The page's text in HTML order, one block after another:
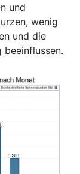
und
wenig
und die
beeinflussen.